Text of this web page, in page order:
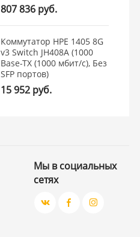
807 836 руб.
Коммутатор HPE 1405 8G
v3 Switch JH408A (1000
Base-TX (1000 мбит/с), Без
SFP портов)
15 952 руб.
Мы в социальных
сетях